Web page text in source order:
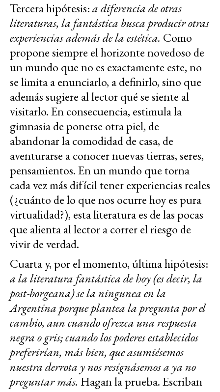
Tercera hipótesis:a diferencia de otras
literaturas, la fantástica busca producir otras
experiencias además de la estética. Como
propone siempre el horizonte novedoso de
un mundo que no es exactamente este, no
se limita a enunciarlo, a definirlo, sino que
además sugiere al lector qué se siente al
visitarlo. En consecuencia, estimula la
gimnasia de ponerse otra piel, de
abandonar la comodidad de casa, de
aventurarse a conocer nuevas tierras, seres,
pensamientos. En un mundo que torna
cada vez más difícil tener experiencias reales
(¿cuánto de lo que nos ocurre hoy es pura
virtualidad?), esta literatura es de las pocas
que alienta al lector a correr el riesgo de
vivir de verdad.
Cuarta y, por el momento, última hipótesis:
a la literatura fantástica de hoy (es decir, la
post-borgeana) se la ningunea en la
Argentina porque plantea la pregunta por el
cambio, aun cuando ofrezca una respuesta
negra o gris; cuando los poderes establecidos
preferirían, más bien, que asumiésemos
nuestra derrota y nos resignásemos a ya no
preguntar más. Hagan la prueba. Escriban